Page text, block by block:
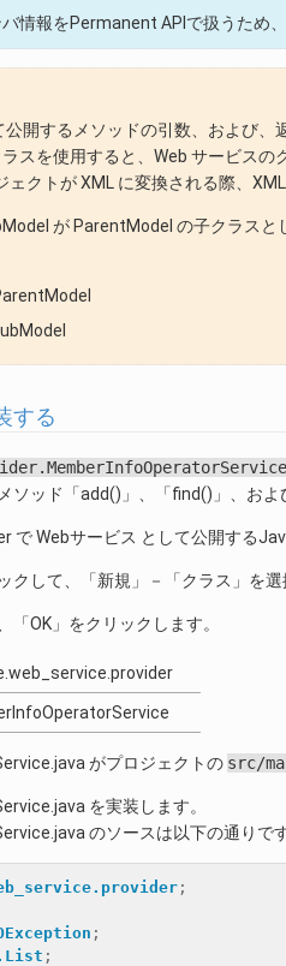
情報をPermanent APIで扱うため、
公開するメソッドの引数、および
スを使用すると、Web サービス
ェクトが XML に変換される際、
が ParentModel の子クラス
する
ソッド「add()」、「find()」、お
で Webサービス として公開する
クして、「新規」－「クラス」を
「OK」をクリックします。
がプロジェクトの src/
を実装します。
のソースは以下の通りで
;
;
;